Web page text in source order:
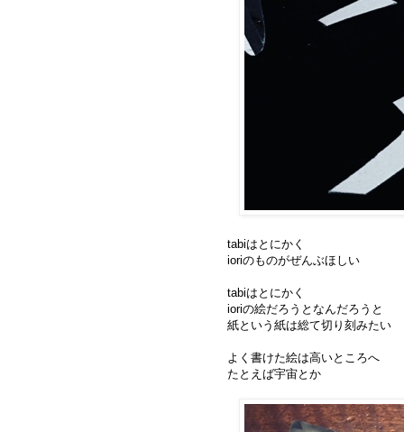
tabiはとにかく
ioriのものがぜんぶほしい
tabiはとにかく
ioriの絵だろうとなんだろうと
紙という紙は総て切り刻みたい
よく書けた絵は高いところへ
たとえば宇宙とか